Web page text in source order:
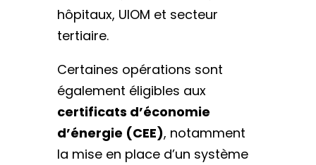
hôpitaux, UIOM et secteur
tertiaire.
Certaines opérations sont
également éligibles aux
certificats d’économie
d’énergie (CEE), notamment
la mise en place d’un système